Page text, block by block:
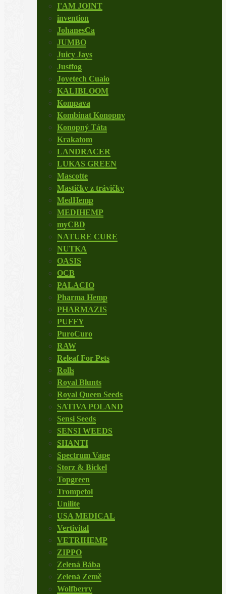
I'AM JOINT
invention
JohanesCa
JUMBO
Juicy Jays
Justfog
Joyetech Cuaio
KALIBLOOM
Kompava
Kombinat Konopny
Konopný Táta
Krakatom
LANDRACER
LUKAS GREEN
Mascotte
Mastičky z trávičky
MedHemp
MEDIHEMP
myCBD
NATURE CURE
NUTKA
OASIS
OCB
PALACIO
Pharma Hemp
PHARMAZIS
PUFFY
PuroCuro
RAW
Releaf For Pets
Rolls
Royal Blunts
Royal Queen Seeds
SATIVA POLAND
Sensi Seeds
SENSI WEEDS
SHANTI
Spectrum Vape
Storz & Bickel
Topgreen
Trompetol
Unilite
USA MEDICAL
Vertivital
VETRIHEMP
ZIPPO
Zelená Bába
Zelená Země
Wolfberry